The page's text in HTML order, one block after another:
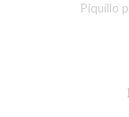
Piquillo